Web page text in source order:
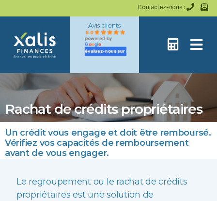
Contactez-nous :
Avis clients
5.0
powered by
Google
évaluez-nous sur
Rachat de crédits propriétaires
Un crédit vous engage et doit être remboursé.
Vérifiez vos capacités de remboursement
avant de vous engager.
Le regroupement ou le rachat de crédits
propriétaires est une solution de